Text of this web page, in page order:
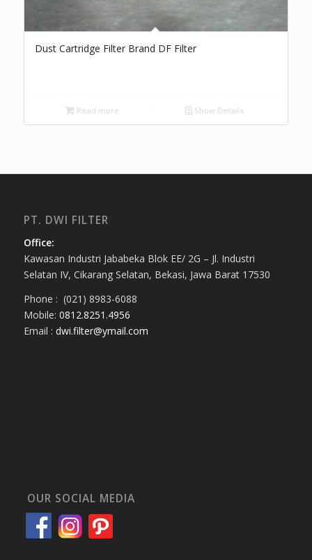
Dust Cartridge Filter Brand DF Filter
Read more Show Details
PT. DWI FILTER
Office:
Kawasan Industri Jababeka Blok EE/ 2G – Jl. Industri
Selatan IV, Cikarang Selatan, Bekasi, Jawa Barat 17530
Phone : (021) 8983-6088
Mobile: 0812.8251.4956
Email : dwi.filter@ymail.com
OUR SOCIAL MEDIA